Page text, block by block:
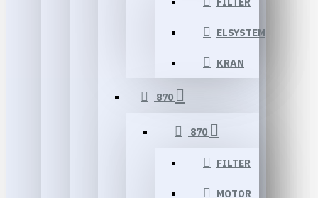
ELSYSTEM
KRAN
870
870
FILTER
MOTOR